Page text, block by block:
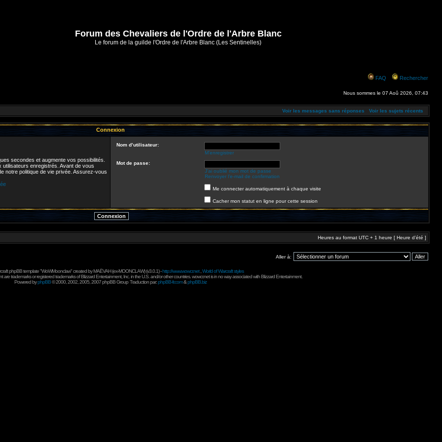
Forum des Chevaliers de l'Ordre de l'Arbre Blanc
Le forum de la guilde l'Ordre de l'Arbre Blanc (Les Sentinelles)
FAQ Rechercher
Nous sommes le 07 Aoû 2026, 07:43
Voir les messages sans réponses Voir les sujets récents
Connexion
secondes et augmente vos possibilités.
utilisateurs enregistrés. Avant de vous
notre politique de vie privée. Assurez-vous
Nom d’utilisateur:
M’enregistrer
Mot de passe:
J’ai oublié mon mot de passe
Renvoyer l’e-mail de confirmation
Me connecter automatiquement à chaque visite
Cacher mon statut en ligne pour cette session
Heures au format UTC + 1 heure [ Heure d’été ]
Aller à:
phpBB template "WoWMoonclaw" created byMAËVAH(ex-MOONCLAW) (v3.0.1) -http://www.wowcr.net, World of Warcraft styles
are trademarks or registered trademarks of Blizzard Entertainment, Inc. in the U.S. and/or other countries. wowcr.net is in no way associated with Blizzard Entertainment.
Powered byphpBB© 2000, 2002, 2005, 2007 phpBB Group Traduction par:phpBB-fr.com&phpBB.biz